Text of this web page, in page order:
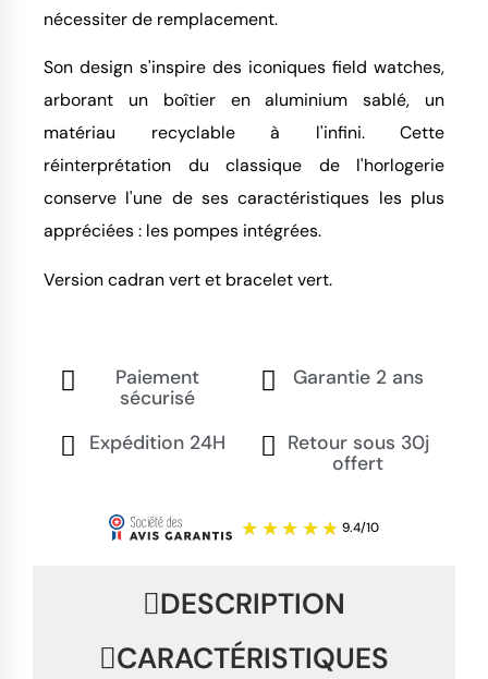
nécessiter de remplacement.
Son design s'inspire des iconiques field watches,
arborant un boîtier en aluminium sablé, un
matériau recyclable à l'infini. Cette
réinterprétation du classique de l'horlogerie
conserve l'une de ses caractéristiques les plus
appréciées : les pompes intégrées.
Version cadran vert et bracelet vert.
Paiement
sécurisé
Garantie 2 ans
Expédition 24H
Retour sous 30j
offert
DESCRIPTION
CARACTÉRISTIQUES